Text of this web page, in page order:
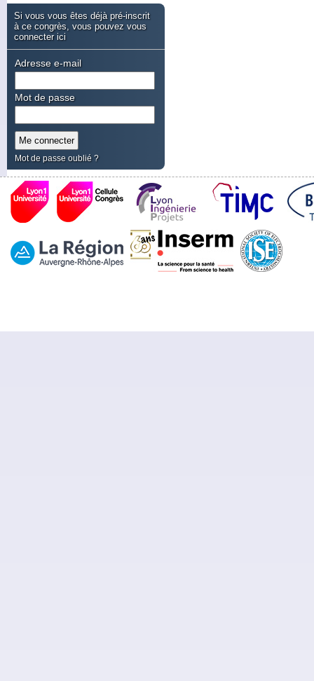
Si vous vous êtes déjà pré-inscrit
à ce congrès, vous pouvez vous
connecter ici
Mot de passe oublié ?
Adresse e-mail
Mot de passe